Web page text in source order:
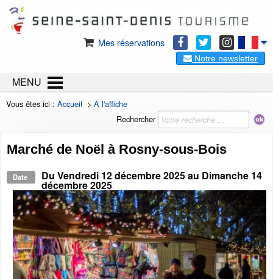
Mes réservations
Notre newsletter
MENU
Vous êtes ici : Accueil > À l'affiche
Rechercher
Marché de Noël à Rosny-sous-Bois
Date Du Vendredi 12 décembre 2025au Dimanche 14
décembre 2025